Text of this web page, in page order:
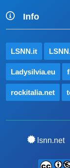
Info
LSNN.it
Ladysilvia.eu
rockitalia.net
lsnn.net